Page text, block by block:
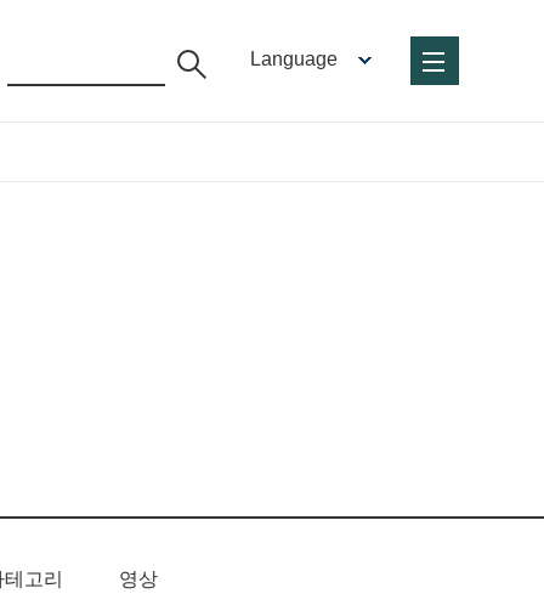
Language
테고리 영상